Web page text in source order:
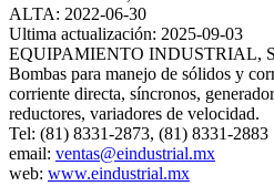
ALTA: 2022-06-30
Ultima actualización: 2025-09-03
EQUIPAMIENTO INDUSTRIAL,
Bombas para manejo de sólidos y
corriente directa, síncronos,
reductores, variadores de velocidad.
Tel: (81) 8331-2873, (81) 8331-2883
email: ventas@eindustrial.mx
web: www.eindustrial.mx